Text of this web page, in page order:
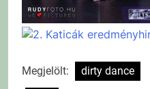
Megjelölt: dirty dance